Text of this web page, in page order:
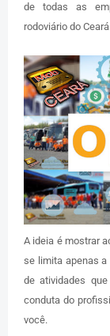
de todas as
rodoviário do
A ideia é mostrar
se limita apenas
de atividades
conduta do
você.